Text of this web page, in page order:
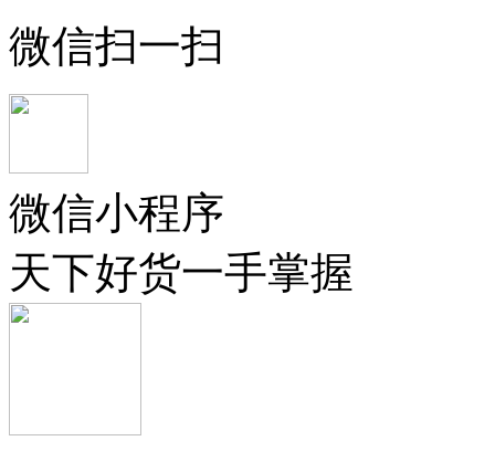
微信扫一扫
微信小程序
天下好货一手掌握